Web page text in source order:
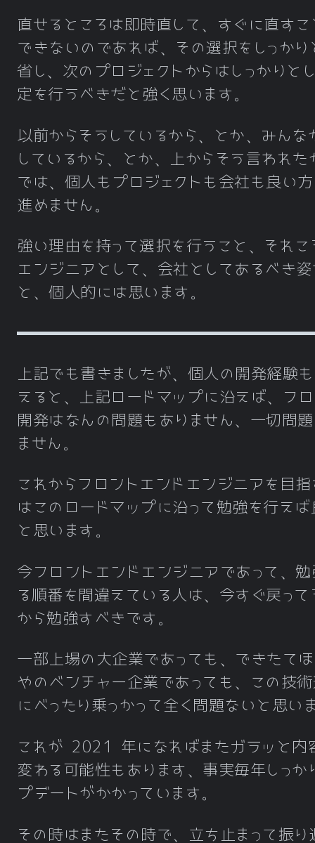
直せるところは即時直して、すぐに直すこ
できないのであれば、その選択をしっかり
省し、次のプロジェクトからはしっかりと
定を行うべきだと強く思います。
以前からそうしているから、とか、みんな
しているから、とか、上からそう言われた
では、個人もプロジェクトも会社も良い
進めません。
強い理由を持って選択を行うこと、それこ
エンジニアとして、会社としてあるべき姿
と、個人的には思います。
上記でも書きましたが、個人の開発経験
えると、上記ロードマップに沿えば、フ
開発はなんの問題もありません、一切問
ません。
これからフロントエンドエンジニアを目
はこのロードマップに沿って勉強を行えば
と思います。
今フロントエンドエンジニアであって、勉
る順番を間違えている人は、今すぐ戻って
から勉強すべきです。
一部上場の大企業であっても、できたて
やのベンチャー企業であっても、この技
にべったり乗っかって全く問題ないと思い
これが 2021 年になればまたガラッと内
変わる可能性もあります、事実毎年しっか
プデートがかかっています。
その時はまたその時で、立ち止まって振り